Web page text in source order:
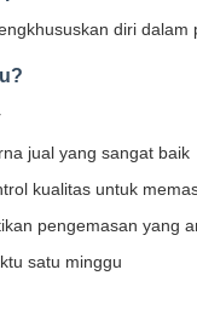
diri
jual yang sangat baik
kualitas untuk
pengemasan yang
satu minggu